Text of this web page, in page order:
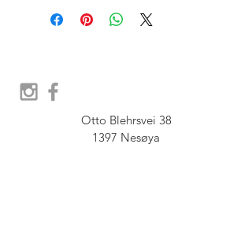
Otto Blehrsvei 38
1397 Nesøya